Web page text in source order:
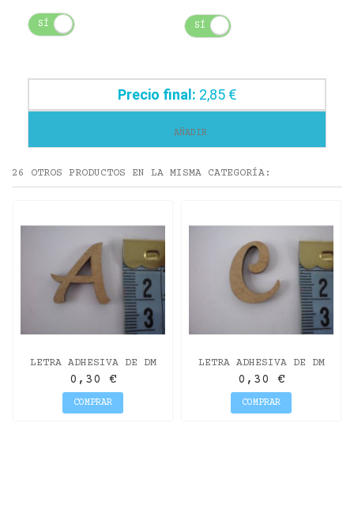
SÍ SÍ
Precio final: 2,85 €
AÑADIR
26 OTROS PRODUCTOS EN LA MISMA CATEGORÍA:
LETRA ADHESIVA DE DM
MAYÚSCULA "A" 22MM
0,30 €
COMPRAR
LETRA ADHESIVA DE DM
MAYÚSCULA "C" 22MM
0,30 €
COMPRAR